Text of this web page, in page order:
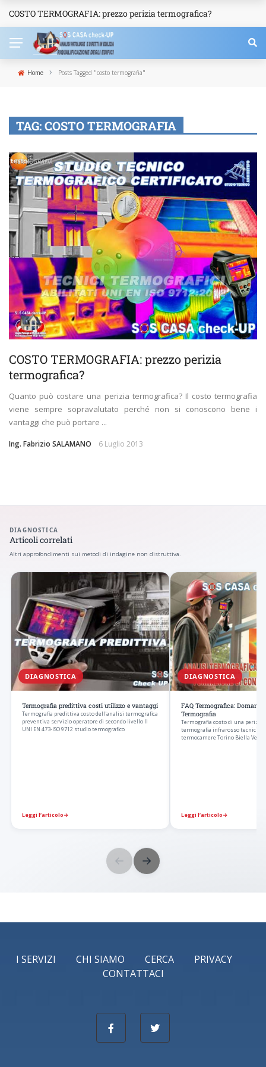
NEWS
COSTO TERMOGRAFIA: prezzo perizia termografica?
Home › Posts Tagged "costo termografia"
TAG:COSTO TERMOGRAFIA
TERMOGRAFIA
COSTO TERMOGRAFIA: prezzo perizia
termografica?
Quanto può costare una perizia termografica? Il costo termografia
viene sempre sopravalutato perché non si conoscono bene i
vantaggi che può portare ...
Ing. Fabrizio SALAMANO 6 Luglio 2013
DIAGNOSTICA
Articoli correlati
Altri approfondimenti sui metodi di indagine non distruttiva.
DIAGNOSTICA
Termografia predittiva costi utilizzo e vantaggi
Termografia predittiva costo dell'analisi termografica
preventiva servizio operatore di secondo livello II
UNI EN 473-ISO 9712 studio termografico
Leggi l’articolo→
DIAGNOSTICA
FAQ Termografica:
Termografia
Termografia costo di una perizia
termografia infrarosso tecnici
termocamere Torino Biella
Leggi l’articolo→
← →
I SERVIZI CHI SIAMO CERCA
PRIVACY
CONTATTACI